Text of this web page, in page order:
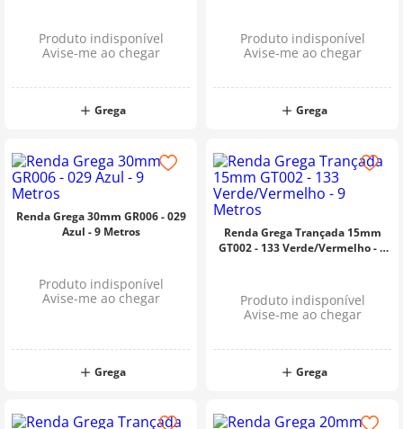
Produto indisponível
Avise-me ao chegar
Grega
Produto indisponível
Avise-me ao chegar
Grega
Renda Grega 30mm GR006 - 029
Azul - 9 Metros
Produto indisponível
Avise-me ao chegar
Grega
Renda Grega Trançada 15mm
GT002 - 133 Verde/Vermelho - 9
Produto indisponível
Avise-me ao chegar
Grega